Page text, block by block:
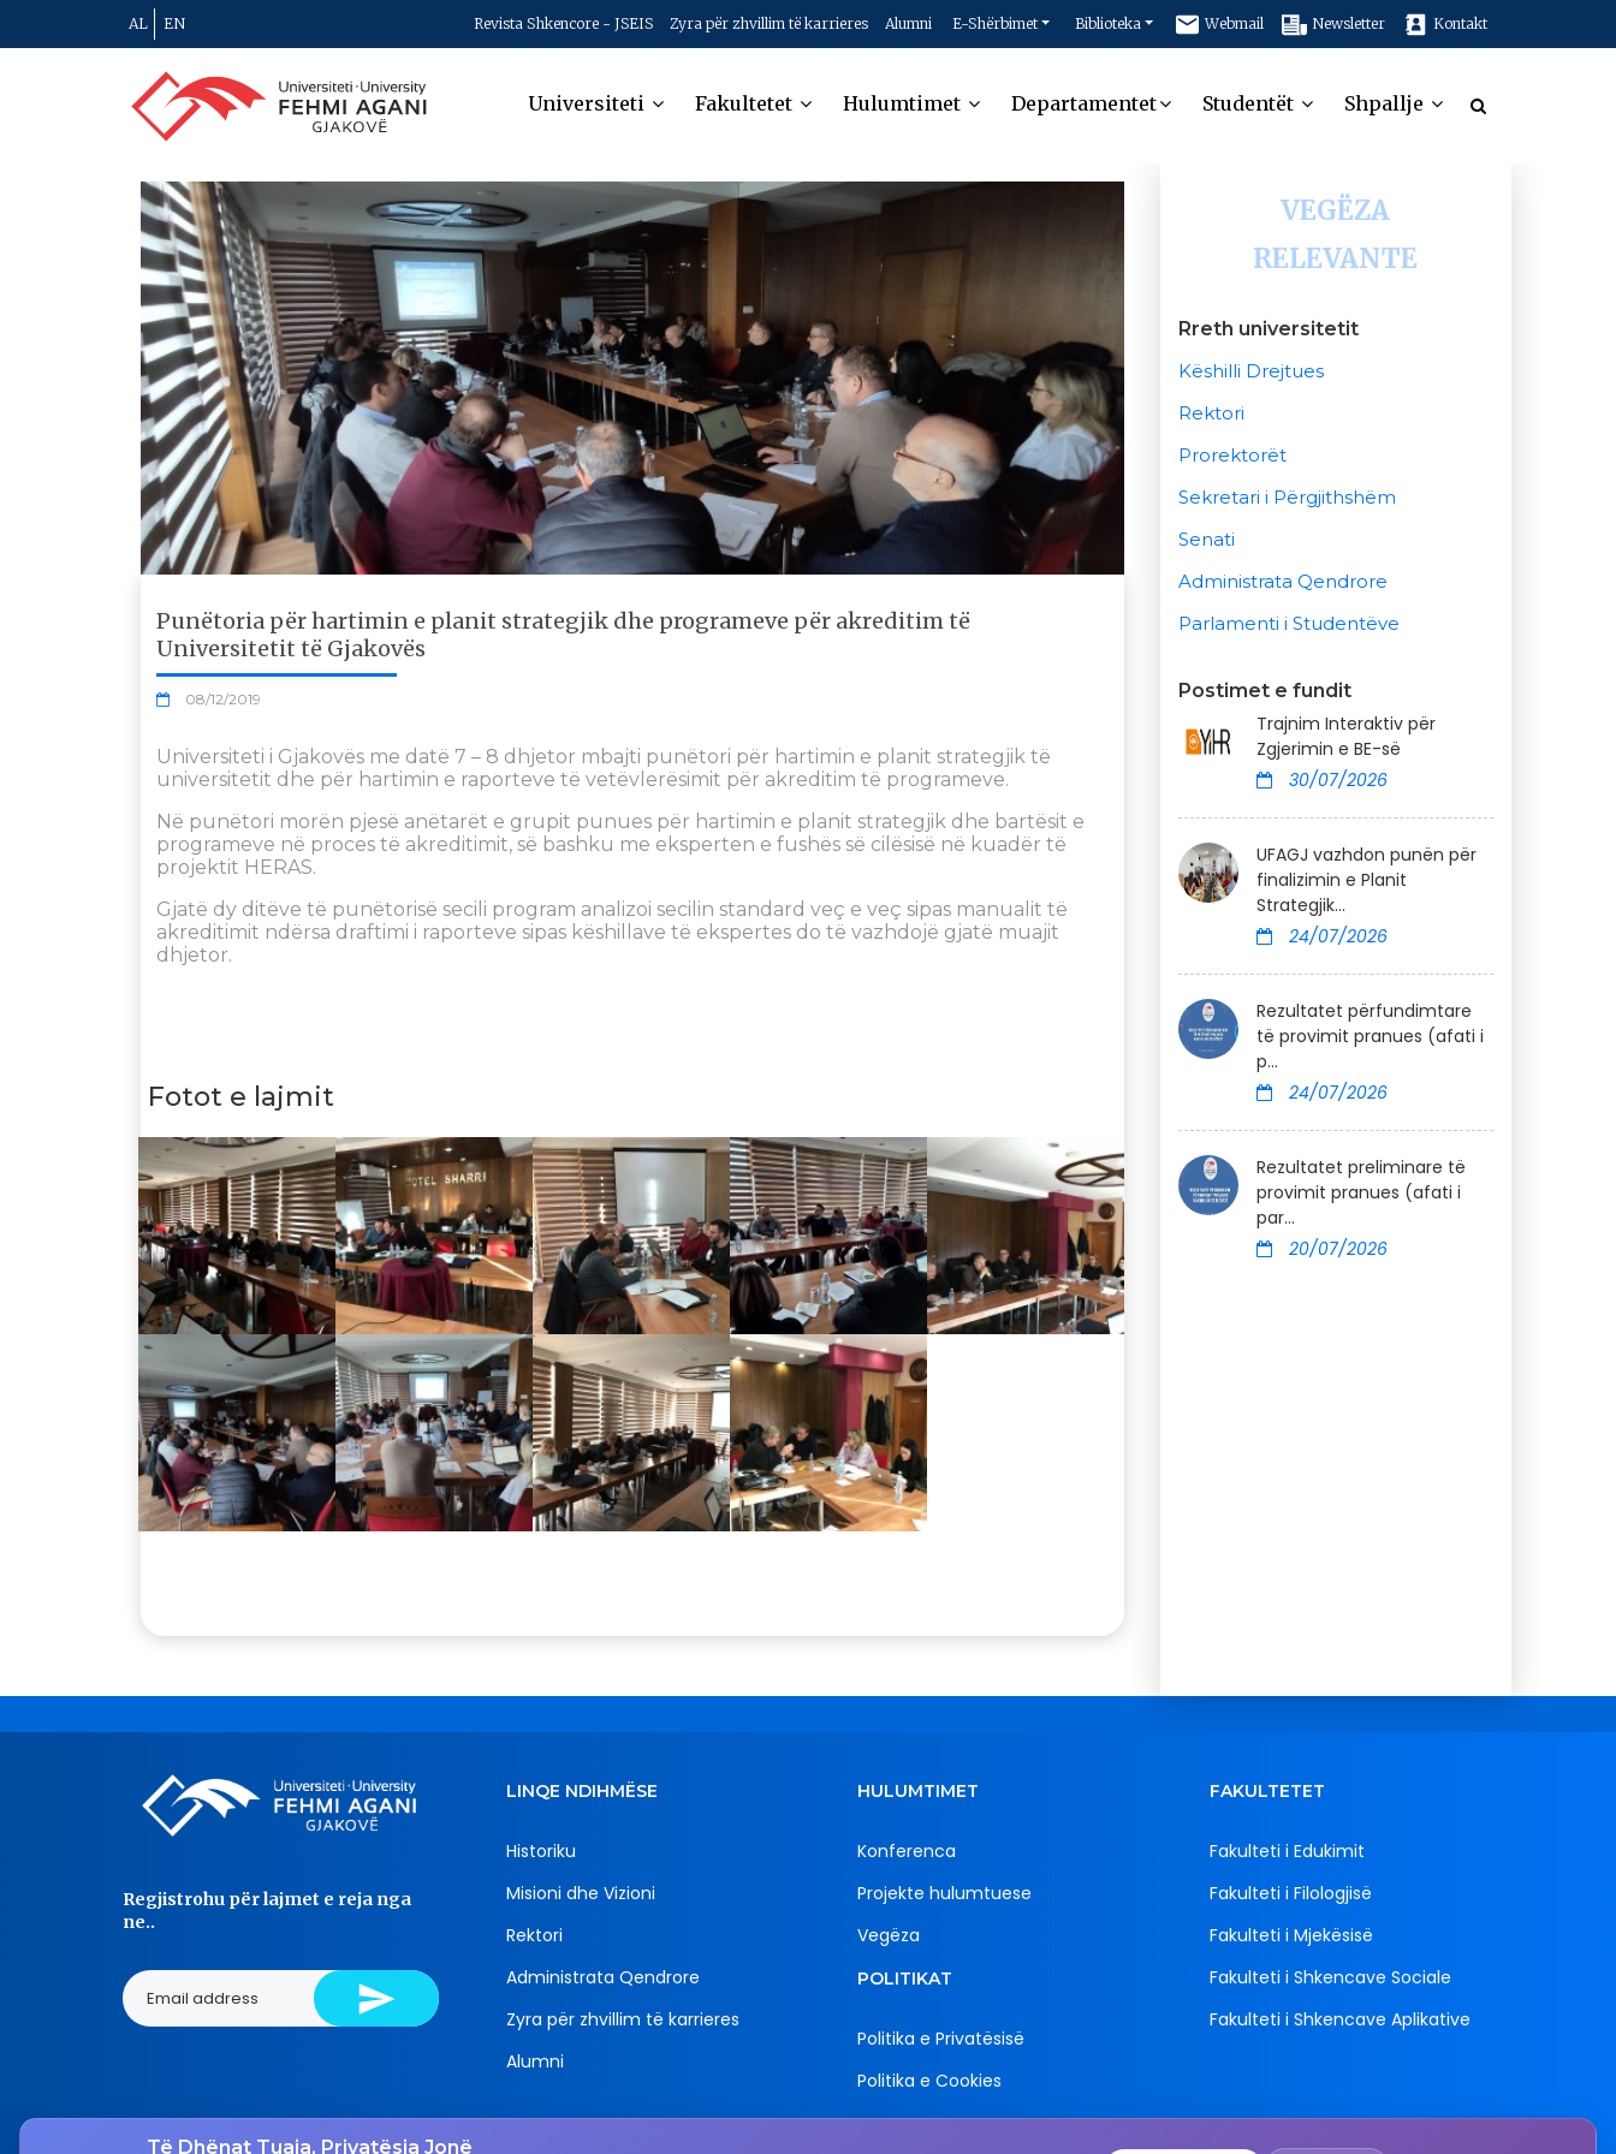
AL EN Revista Shkencore - JSEIS Zyra për zhvillim të karrieres Alumni E-Shërbimet Biblioteka Webmail Newsletter Kontakt
Universiteti Fakultetet Hulumtimet Departamentet Studentët Shpallje
Punëtoria për hartimin e planit strategjik dhe programeve për akreditim të
Universitetit të Gjakovës
08/12/2019
Universiteti i Gjakovës me datë 7 – 8 dhjetor mbajti punëtori për hartimin e planit strategjik të
universitetit dhe për hartimin e raporteve të vetëvlerësimit për akreditim të programeve.
Në punëtori morën pjesë anëtarët e grupit punues për hartimin e planit strategjik dhe bartësit e
programeve në proces të akreditimit, së bashku me eksperten e fushës së cilësisë në kuadër të
projektit HERAS.
Gjatë dy ditëve të punëtorisë secili program analizoi secilin standard veç e veç sipas manualit të
akreditimit ndërsa draftimi i raporteve sipas këshillave të ekspertes do të vazhdojë gjatë muajit
dhjetor.
Fotot e lajmit
VEGËZA
RELEVANTE
Rreth universitetit
Këshilli Drejtues
Rektori
Prorektorët
Sekretari i Përgjithshëm
Senati
Administrata Qendrore
Parlamenti i Studentëve
Postimet e fundit
Trajnim Interaktiv për
Zgjerimin e BE-së
30/07/2026
UFAGJ vazhdon punën për
finalizimin e Planit
Strategjik...
24/07/2026
Rezultatet përfundimtare
të provimit pranues (afati i
p...
24/07/2026
Rezultatet preliminare të
provimit pranues (afati i
par...
20/07/2026
Të Dhënat Tuaja, Privatësia Jonë
Regjistrohu për lajmet e reja nga
ne..
LINQE NDIHMËSE
Historiku
Misioni dhe Vizioni
Rektori
Administrata Qendrore
Zyra për zhvillim të karrieres
Alumni
HULUMTIMET
Konferenca
Projekte hulumtuese
Vegëza
POLITIKAT
Politika e Privatësisë
Politika e Cookies
FAKULTETET
Fakulteti i Edukimit
Fakulteti i Filologjisë
Fakulteti i Mjekësisë
Fakulteti i Shkencave Sociale
Fakulteti i Shkencave Aplikative